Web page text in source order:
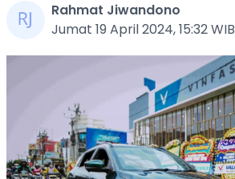
Rahmat Jiwandono
Jumat 19 April 2024, 15:32 WIB